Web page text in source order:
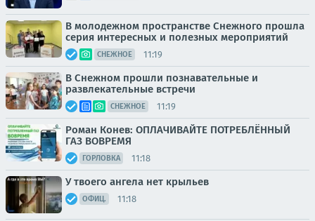
В молодежном пространстве Снежного прошла
серия интересных и полезных мероприятий
СНЕЖНОЕ 11:19
В Снежном прошли познавательные и
развлекательные встречи
СНЕЖНОЕ 11:19
Роман Конев: ОПЛАЧИВАЙТЕ ПОТРЕБЛЁННЫЙ
ГАЗ ВОВРЕМЯ
ГОРЛОВКА 11:18
У твоего ангела нет крыльев
ОФИЦ. 11:18